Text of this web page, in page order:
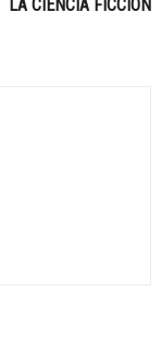
LA CIENCIA FICCIÓN